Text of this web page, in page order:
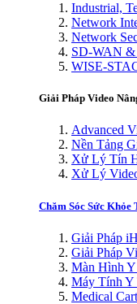
Industrial,
Network
Network
SD-WAN &
WISE-
Giải Pháp Video
Advanced
Nền Tảng
Xử Lý Tín
Xử Lý
Chăm Sóc Sức Khỏe
Giải Pháp
Giải Pháp
Màn Hình
Máy Tính Y
Medical